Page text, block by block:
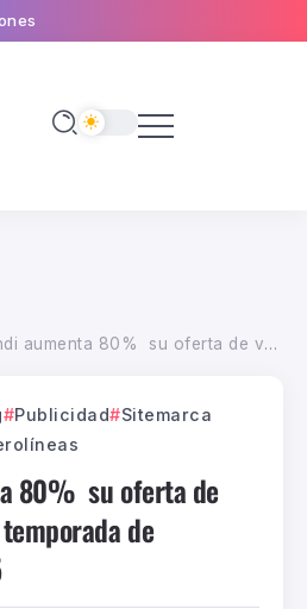
80% su oferta de vuelos para esta temporada de vacaciones 2025
Publicidad
Sitemarca
80% su oferta de
de